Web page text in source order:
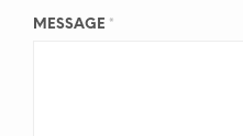
MESSAGE *